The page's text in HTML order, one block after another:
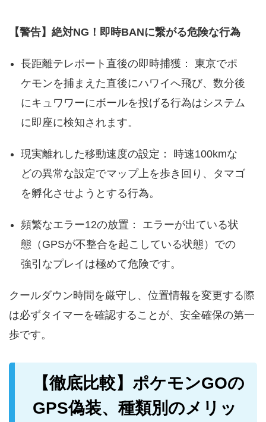
【警告】絶対NG！即時BANに繋がる危険な行為
長距離テレポート直後の即時捕獲： 東京でポ
ケモンを捕まえた直後にハワイへ飛び、数分後
にキュワワーにボールを投げる行為はシステム
に即座に検知されます。
現実離れした移動速度の設定： 時速100kmな
どの異常な設定でマップ上を歩き回り、タマゴ
を孵化させようとする行為。
頻繁なエラー12の放置： エラーが出ている状
態（GPSが不整合を起こしている状態）での
強引なプレイは極めて危険です。
クールダウン時間を厳守し、位置情報を変更する際
は必ずタイマーを確認することが、安全確保の第一
歩です。
【徹底比較】ポケモンGOの
GPS偽装、種類別のメリッ